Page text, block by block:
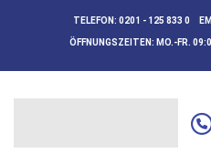
TELEFON: 0201 - 125 833 0
ÖFFNUNGSZEITEN: MO.-FR.